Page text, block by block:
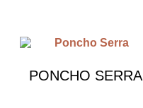
PONCHO SERRA